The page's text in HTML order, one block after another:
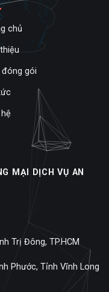
chủ
đóng gói
MẠI DỊCH VỤ AN
Trị Đông, TP.HCM
Phước, Tỉnh Vĩnh Long